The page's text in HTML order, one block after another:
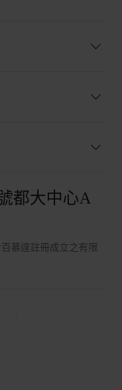
都大中心A
慕達註冊成立之有限